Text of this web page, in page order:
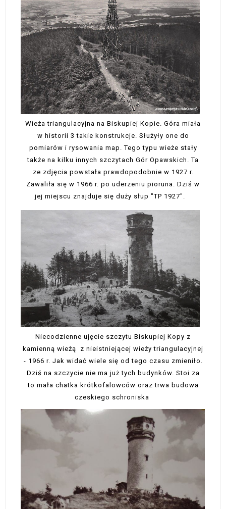
Wieża triangulacyjna na Biskupiej Kopie. Góra miała
w historii 3 takie konstrukcje. Służyły one do
pomiarów i rysowania map. Tego typu wieże stały
także na kilku innych szczytach Gór Opawskich. Ta
ze zdjęcia powstała prawdopodobnie w 1927 r.
Zawaliła się w 1966 r. po uderzeniu pioruna. Dziś w
jej miejscu znajduje się duży słup "TP 1927".
Niecodzienne ujęcie szczytu Biskupiej Kopy z
kamienną wieżą z nieistniejącej wieży triangulacyjnej
- 1966 r. Jak widać wiele się od tego czasu zmieniło.
Dziś na szczycie nie ma już tych budynków. Stoi za
to mała chatka krótkofalowców oraz trwa budowa
czeskiego schroniska